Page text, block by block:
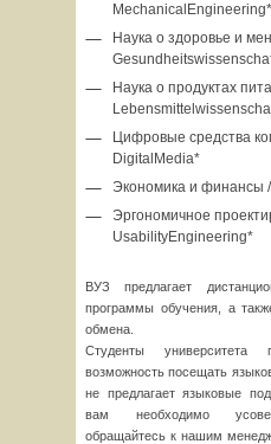
MechanicalEngineering*
Наука о здоровье и
Наука о продуктах
Цифровые средства
DigitalMedia*
Экономика и финансы
Эргономичное
UsabilityEngineering*
ВУЗ предлагает
программы обучения, а
обмена.
Студенты
возможность посещать
не предлагает языковые
вам необходимо
обращайтесь к нашим